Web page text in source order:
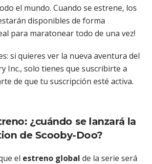
el mundo. Cuando se estrene, los
disponibles de forma
para maratonear todo de una vez!
si quieres ver la nueva aventura del
Inc., solo tienes que suscribirte a
de que tu suscripción esté activa.
¿cuándo se lanzará la
de Scooby-Doo?
el estreno global de la serie será